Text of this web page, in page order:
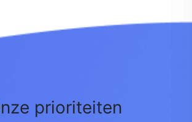
prioriteiten